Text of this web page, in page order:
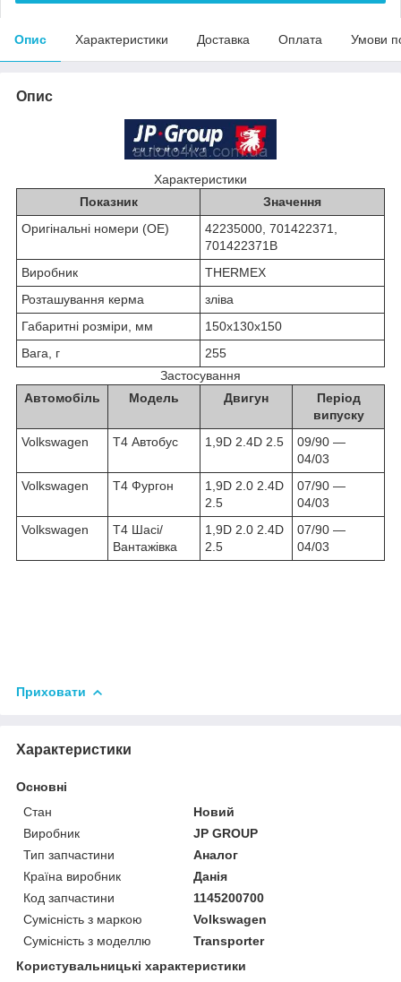
Опис Характеристики Доставка Оплата Умови
Опис
Характеристики
Показник
Значення
Оригінальні номери (OE)
42235000, 701422371,
701422371B
Виробник
THERMEX
Розташування керма
зліва
Габаритні розміри, мм
150х130х150
Вага, г
255
Застосування
Автомобіль
Модель Двигун
Період
випуску
Volkswagen
T4 Автобус 1,9D 2.4D 2.5
09/90 ―
04/03
Volkswagen
T4 Фургон
1,9D 2.0 2.4D
2.5
07/90 ―
04/03
Volkswagen
T4 Шасі/
Вантажівка
1,9D 2.0 2.4D
2.5
07/90 ―
04/03
Приховати
Характеристики
Основні
Стан
Новий
Виробник
JP GROUP
Тип запчастини
Аналог
Країна виробник
Данія
Код запчастини
1145200700
Сумісність з маркою
Volkswagen
Сумісність з моделлю
Transporter
Користувальницькі характеристики